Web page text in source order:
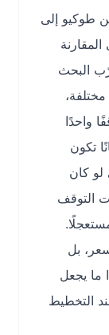
إلى